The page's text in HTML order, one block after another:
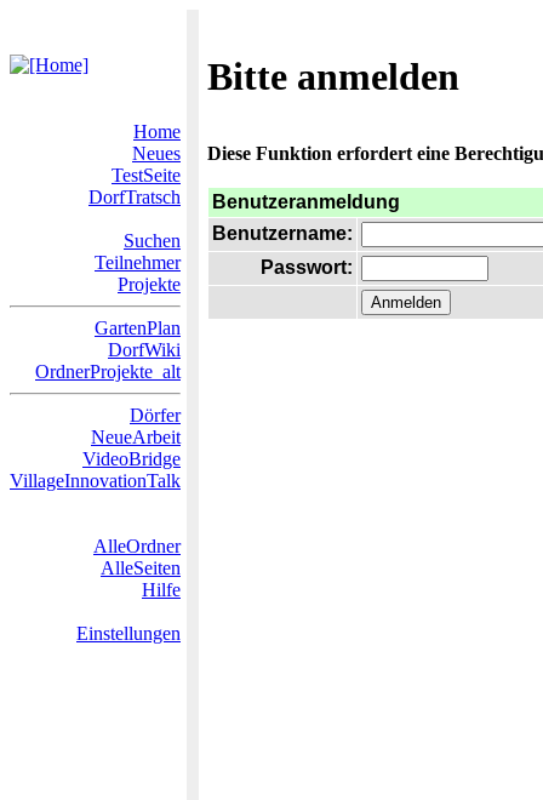
Bitte anmelden
Home
Neues
TestSeite
DorfTratsch
Suchen
Teilnehmer
Projekte
GartenPlan
DorfWiki
OrdnerProjekte_alt
Dörfer
NeueArbeit
VideoBridge
VillageInnovationTalk
AlleOrdner
AlleSeiten
Hilfe
Einstellungen
Diese Funktion erfordert eine
Benutzeranmeldung
Benutzername:
Passwort: